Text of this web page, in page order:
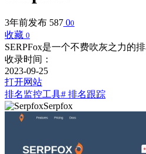
3年前发布 587 00
收藏 0
SERPFox是一个不费吹灰之力的
收录时间：
2023-09-25
打开网站
排名监控工具# 排名跟踪
Serpfox